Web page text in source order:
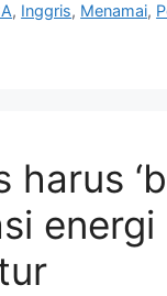
, Inggris, Menamai,
harus